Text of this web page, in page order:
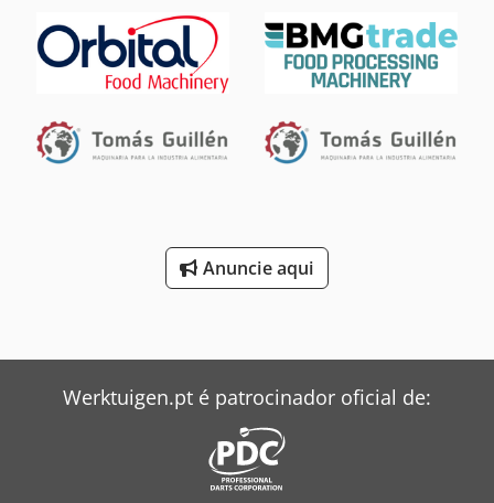
rolos de nivelamento: 45 mm
Anuncie aqui
Werktuigen.pt é patrocinador oficial de: